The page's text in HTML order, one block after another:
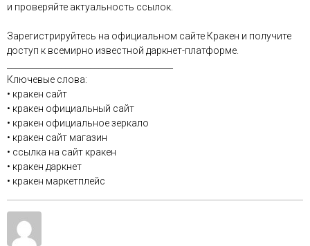
и проверяйте актуальность ссылок.
Зарегистрируйтесь на официальном сайте Кракен и получите
доступ к всемирно известной даркнет-платформе.
Ключевые слова:
• кракен сайт
• кракен официальный сайт
• кракен официальное зеркало
• кракен сайт магазин
• ссылка на сайт кракен
• кракен даркнет
• кракен маркетплейс